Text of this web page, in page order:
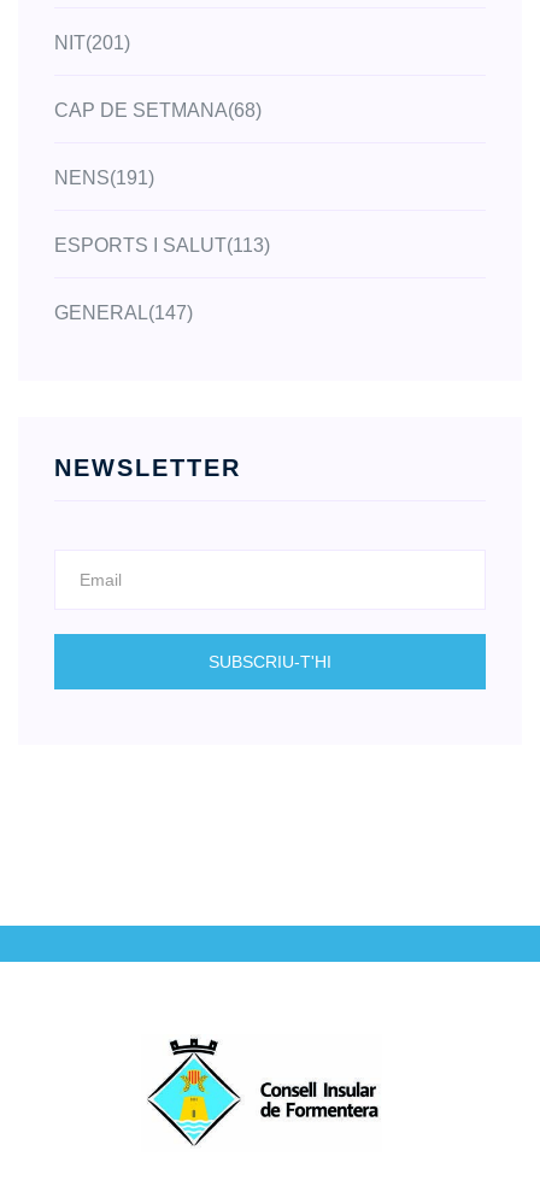
NIT(201)
CAP DE SETMANA(68)
NENS(191)
ESPORTS I SALUT(113)
GENERAL(147)
NEWSLETTER